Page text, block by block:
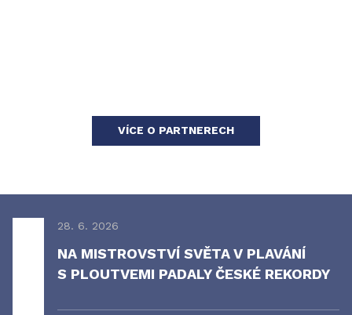
VÍCE O PARTNERECH
28. 6. 2026
NA MISTROVSTVÍ SVĚTA V PLAVÁNÍ
S PLOUTVEMI PADALY ČESKÉ REKORDY